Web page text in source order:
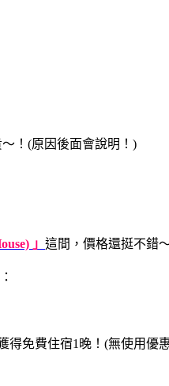
！(原因後面會說明！)
」 這間，價格還挺不錯
得免費住宿1晚！(無使用優